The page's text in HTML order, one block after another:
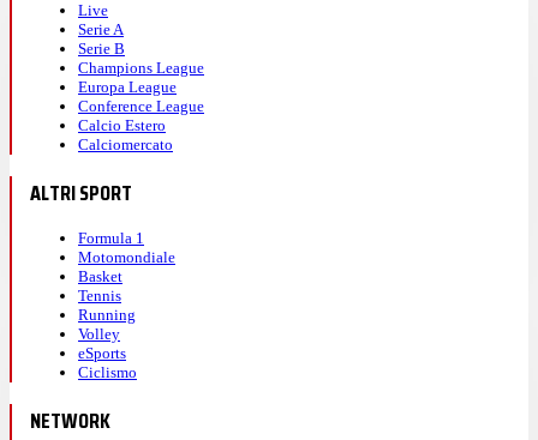
Live
Serie A
Serie B
Champions League
Europa League
Conference League
Calcio Estero
Calciomercato
ALTRI SPORT
Formula 1
Motomondiale
Basket
Tennis
Running
Volley
eSports
Ciclismo
NETWORK